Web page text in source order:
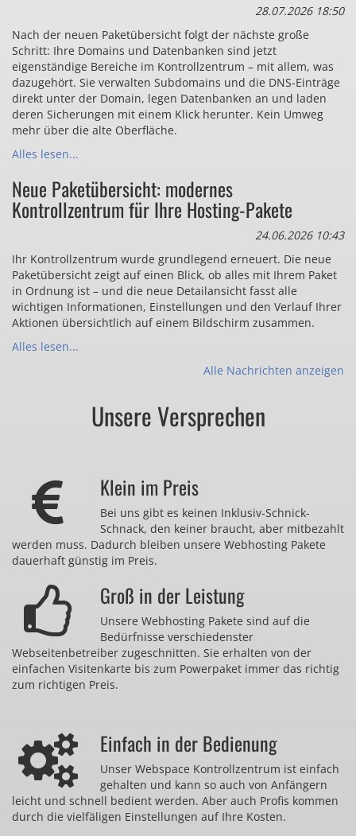
28.07.2026 18:50
Nach der neuen Paketübersicht folgt der nächste große
Schritt: Ihre Domains und Datenbanken sind jetzt
eigenständige Bereiche im Kontrollzentrum – mit allem, was
dazugehört. Sie verwalten Subdomains und die DNS-Einträge
direkt unter der Domain, legen Datenbanken an und laden
deren Sicherungen mit einem Klick herunter. Kein Umweg
mehr über die alte Oberfläche.
Alles lesen...
Neue Paketübersicht: modernes
Kontrollzentrum für Ihre Hosting-Pakete
24.06.2026 10:43
Ihr Kontrollzentrum wurde grundlegend erneuert. Die neue
Paketübersicht zeigt auf einen Blick, ob alles mit Ihrem Paket
in Ordnung ist – und die neue Detailansicht fasst alle
wichtigen Informationen, Einstellungen und den Verlauf Ihrer
Aktionen übersichtlich auf einem Bildschirm zusammen.
Alles lesen...
Alle Nachrichten anzeigen
Unsere Versprechen
Klein im Preis
Bei uns gibt es keinen Inklusiv-Schnick-
Schnack, den keiner braucht, aber mitbezahlt
werden muss. Dadurch bleiben unsere Webhosting Pakete
dauerhaft günstig im Preis.
Groß in der Leistung
Unsere Webhosting Pakete sind auf die
Bedürfnisse verschiedenster
Webseitenbetreiber zugeschnitten. Sie erhalten von der
einfachen Visitenkarte bis zum Powerpaket immer das richtig
zum richtigen Preis.
Einfach in der Bedienung
Unser Webspace Kontrollzentrum ist einfach
gehalten und kann so auch von Anfängern
leicht und schnell bedient werden. Aber auch Profis kommen
durch die vielfäligen Einstellungen auf Ihre Kosten.